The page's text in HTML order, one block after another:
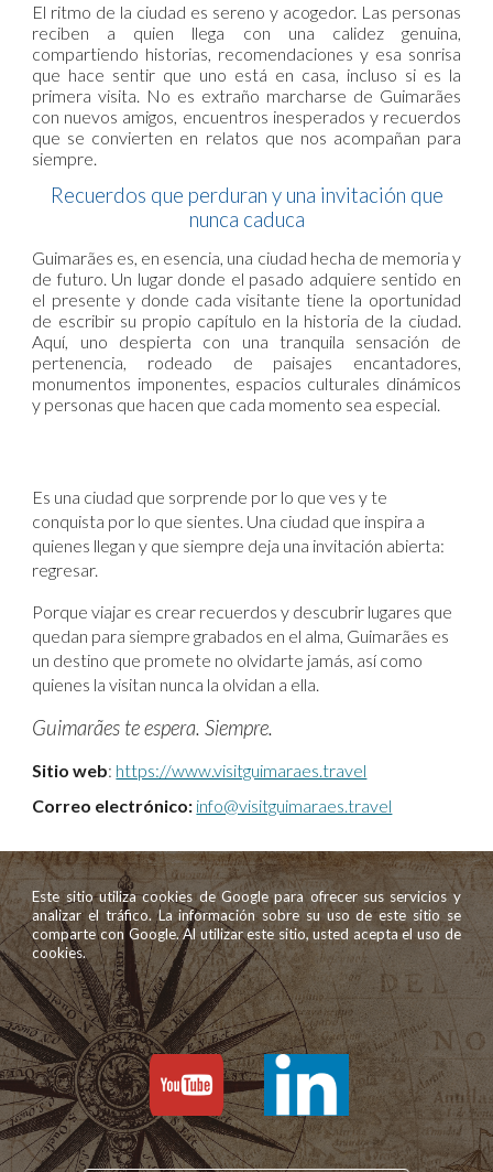
El ritmo de la ciudad es sereno y acogedor. Las personas
reciben a quien llega con una calidez genuina,
compartiendo historias, recomendaciones y esa sonrisa
que hace sentir que uno está en casa, incluso si es la
primera visita. No es extraño marcharse de Guimarães
con nuevos amigos, encuentros inesperados y recuerdos
que se convierten en relatos que nos acompañan para
siempre.
Recuerdos que perduran y una invitación que
nunca caduca
Guimarães es, en esencia, una ciudad hecha de memoria y
de futuro. Un lugar donde el pasado adquiere sentido en
el presente y donde cada visitante tiene la oportunidad
de escribir su propio capítulo en la historia de la ciudad.
Aquí, uno despierta con una tranquila sensación de
pertenencia, rodeado de paisajes encantadores,
monumentos imponentes, espacios culturales dinámicos
y personas que hacen que cada momento sea especial.
Es una ciudad que sorprende por lo que ves y te
conquista por lo que sientes. Una ciudad que inspira a
quienes llegan y que siempre deja una invitación abierta:
regresar.
Porque viajar es crear recuerdos y descubrir lugares que
quedan para siempre grabados en el alma, Guimarães es
un destino que promete no olvidarte jamás, así como
quienes la visitan nunca la olvidan a ella.
Guimarães te espera. Siempre.
Sitio web: https://www.visitguimaraes.travel
Correo electrónico: info@visitguimaraes.travel
Este sitio utiliza cookies de Google para ofrecer sus servicios y
analizar el tráfico. La información sobre su uso de este sitio se
comparte con Google. Al utilizar este sitio, usted acepta el uso de
cookies.